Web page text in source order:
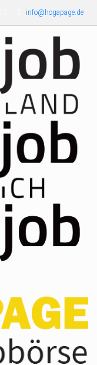
info@hogapage.de